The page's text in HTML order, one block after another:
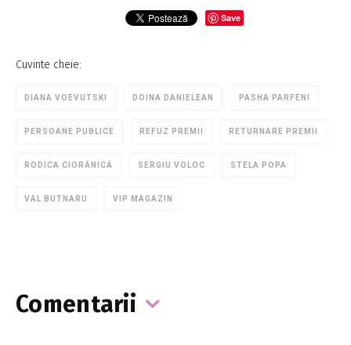
Save
Cuvinte cheie:
DIANA VOEVUTSKI DOINA DANIELEAN PASHA PARFENI
PERSOANE PUBLICE REFUZ PREMII RETURNARE PREMII
RODICA CIORĂNICĂ SERGIU VOLOC STELA POPA
VAL BUTNARU VIP MAGAZIN
Comentarii